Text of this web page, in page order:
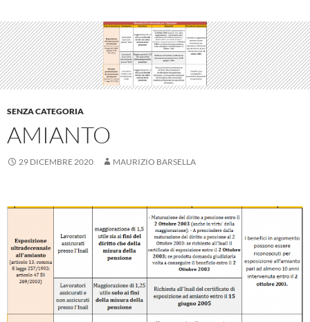
SENZA CATEGORIA
AMIANTO
29 DICEMBRE 2020 MAURIZIO BARSELLA